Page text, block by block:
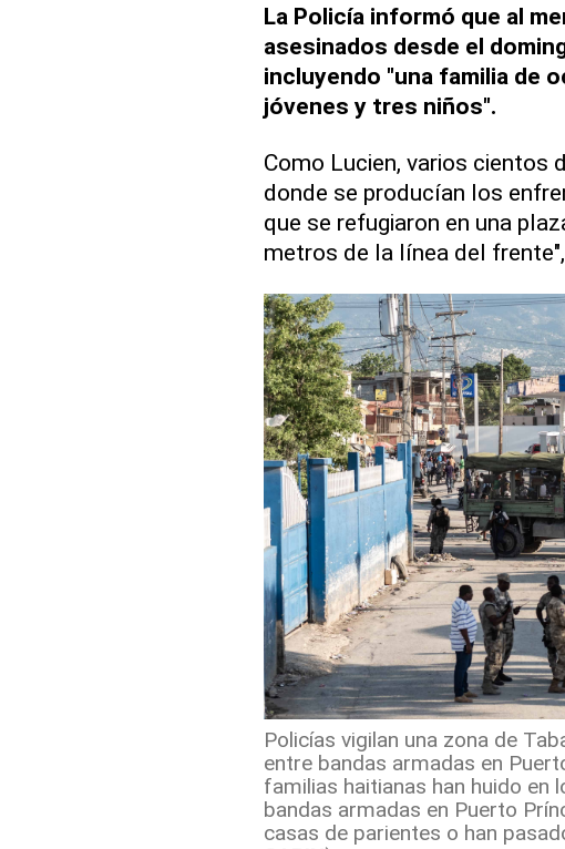
La Policía informó que al
asesinados desde el
incluyendo "una familia de
jóvenes y tres niños".
Como Lucien, varios cientos
donde se producían los
que se refugiaron en una
metros de la línea del
Policías vigilan una zona de
entre bandas armadas en
familias haitianas han huido en
bandas armadas en Puerto
casas de parientes o han